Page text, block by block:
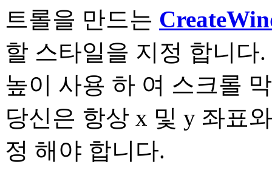
트롤을 만드는
할 스타일을 지정 합니다
높이 사용 하 여 스크롤
당신은 항상 x 및 y 좌표
정 해야 합니다.